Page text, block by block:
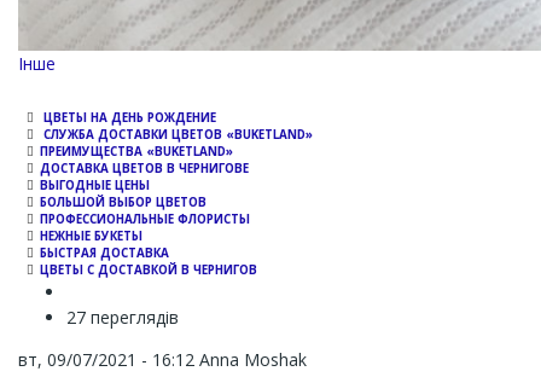
Channel
Інше
ЦВЕТЫ НА ДЕНЬ РОЖДЕНИЕ
СЛУЖБА ДОСТАВКИ ЦВЕТОВ «BUKETLAND»
ПРЕИМУЩЕСТВА «BUKETLAND»
ДОСТАВКА ЦВЕТОВ В ЧЕРНИГОВЕ
ВЫГОДНЫЕ ЦЕНЫ
БОЛЬШОЙ ВЫБОР ЦВЕТОВ
ПРОФЕССИОНАЛЬНЫЕ ФЛОРИСТЫ
НЕЖНЫЕ БУКЕТЫ
БЫСТРАЯ ДОСТАВКА
ЦВЕТЫ С ДОСТАВКОЙ В ЧЕРНИГОВ
27 переглядів
вт, 09/07/2021 - 16:12 Anna Moshak